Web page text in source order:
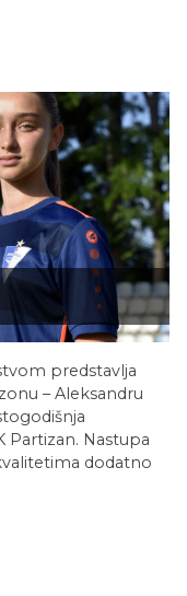
predstavlja
– Aleksandru
Partizan. Nastupa
dodatno